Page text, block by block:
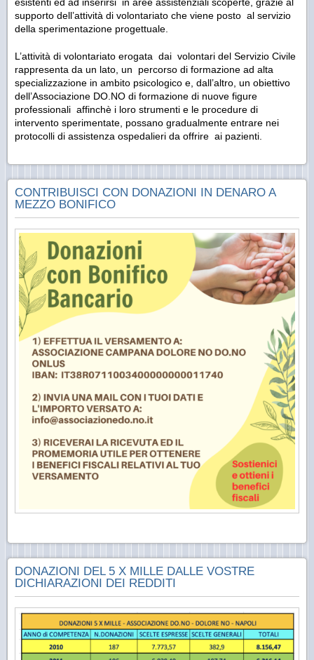
supporto dell’attività di volontariato che viene posto al servizio
della sperimentazione progettuale.
L’attività di volontariato erogata dai volontari del Servizio Civile
rappresenta da un lato, un percorso di formazione ad alta
specializzazione in ambito psicologico e, dall’altro, un obiettivo
dell’Associazione DO.NO di formazione di nuove figure
professionali affinchè i loro strumenti e le procedure di
intervento sperimentate, possano gradualmente entrare nei
protocolli di assistenza ospedalieri da offrire ai pazienti.
CONTRIBUISCI CON DONAZIONI IN DENARO A
MEZZO BONIFICO
DONAZIONI DEL 5 X MILLE DALLE VOSTRE
DICHIARAZIONI DEI REDDITI